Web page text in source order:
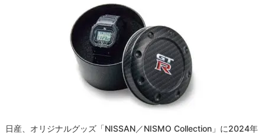
日産、オリジナルグッズ「NISSAN／NISMO Collection」に2024年